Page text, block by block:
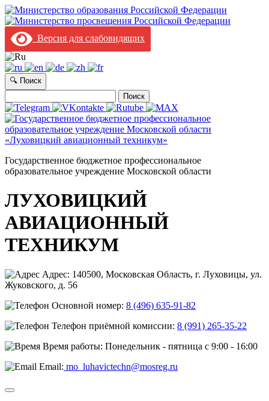
Версия для слабовидящих
🔍 Поиск
Государственное бюджетное профессиональное
образовательное учреждение Московской области
ЛУХОВИЦКИЙ
АВИАЦИОННЫЙ
ТЕХНИКУМ
Адрес: 140500, Московская Область, г. Луховицы, ул.
Жуковского, д. 56
Основной номер: 8 (496) 635-91-82
Телефон приёмной комиссии: 8 (991) 265-35-22
Время работы: Понедельник - пятница с 9:00 - 16:00
Email: mo_luhavictechn@mosreg.ru